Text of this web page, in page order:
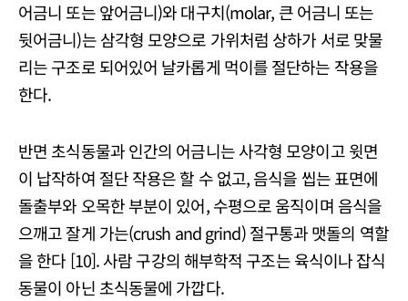
어금니 또는 앞어금니)와 대구치(molar, 큰 어금니 또는
뒷어금니)는 삼각형 모양으로 가위처럼 상하가 서로 맞물
리는 구조로 되어있어 날카롭게 먹이를 절단하는 작용을
한다.
반면 초식동물과 인간의 어금니는 사각형 모양이고 윗면
이 납작하여 절단 작용은 할 수 없고, 음식을 씹는 표면에
돌출부와 오목한 부분이 있어, 수평으로 움직이며 음식을
으깨고 잘게 가는(crush and grind) 절구통과 맷돌의 역할
을 한다 [10]. 사람 구강의 해부학적 구조는 육식이나 잡식
동물이 아닌 초식동물에 가깝다.